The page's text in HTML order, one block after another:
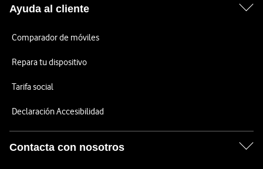
Ayuda al cliente
Comparador de móviles
Repara tu dispositivo
Tarifa social
Declaración Accesibilidad
Contacta con nosotros